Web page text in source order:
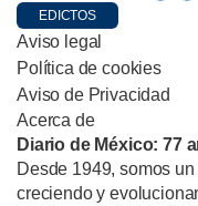
EDICTOS
Aviso legal
Política de cookies
Aviso de Privacidad
Acerca de
Diario de México: 77
Desde 1949, somos
creciendo y